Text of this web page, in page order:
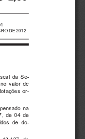
DE 2012
da Se-
valor de
or-
na
de 04 de
de do-